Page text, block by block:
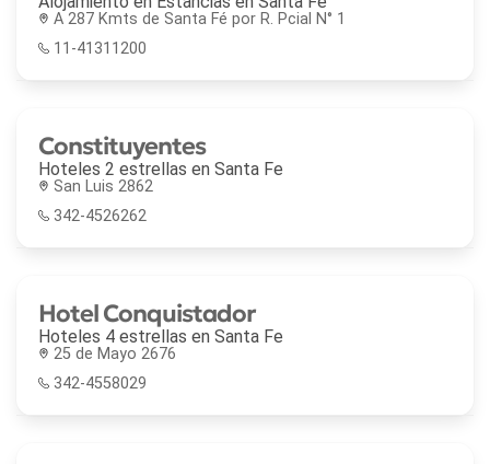
A 287 Kmts de Santa Fé por R. Pcial N° 1
11-41311200
Constituyentes
Hoteles 2 estrellas en Santa Fe
San Luis 2862
342-4526262
Hotel Conquistador
Hoteles 4 estrellas en Santa Fe
25 de Mayo 2676
342-4558029